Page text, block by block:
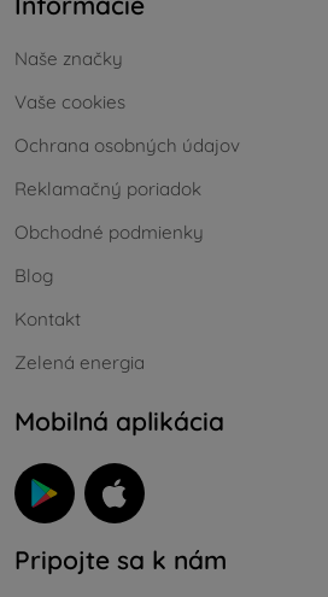
Naše značky
Vaše cookies
Ochrana osobných údajov
Reklamačný poriadok
Obchodné podmienky
Blog
Kontakt
Zelená energia
Mobilná aplikácia
Pripojte sa k nám